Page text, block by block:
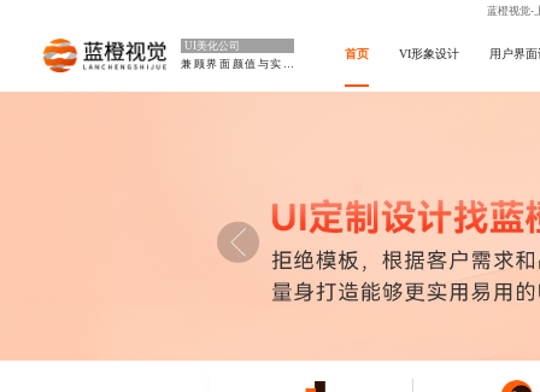
蓝橙视觉-
UI美化公司
兼顾界面颜值与实用
首页 VI形象设计 用户界面